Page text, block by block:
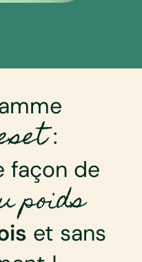
:
façon de
poids
et sans